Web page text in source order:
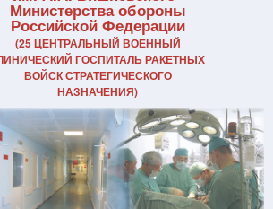
Министерства обороны
Российской Федерации
(25 ЦЕНТРАЛЬНЫЙ ВОЕННЫЙ
ГОСПИТАЛЬ РАКЕТНЫХ
ВОЙСК СТРАТЕГИЧЕСКОГО
НАЗНАЧЕНИЯ)